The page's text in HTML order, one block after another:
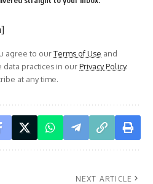
agree to ourTerms of Use and
practices in ourPrivacy Policy.
at any time.
NEXT ARTICLE